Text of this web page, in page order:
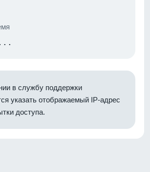
в службу поддержки
указать отображаемый IP-адрес
доступа.